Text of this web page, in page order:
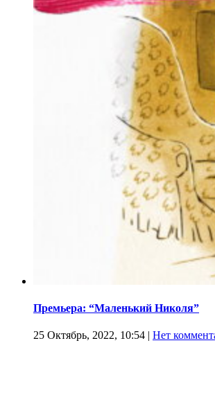
Премьера: “Маленький Николя”
25 Октябрь, 2022, 10:54 | Нет